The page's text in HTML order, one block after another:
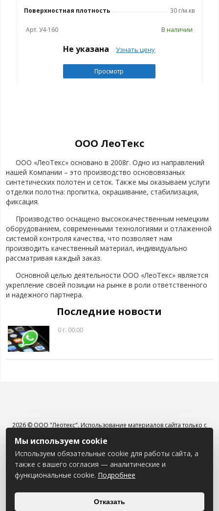
Поверхностная плотность 30 г/м.кв
Арт. У4-160 В наличии
Не указана Узнать цену
Просмотр
ООО ЛеоТекс
ООО «ЛеоТекс» основано в 2008г. Одно из направлений
нашей Компании – это производство основовязаных
синтетических полотен и сеток. Также мы оказываем услуги
отделки полотна: пропитка, окрашивание, стабилизация,
фиксация.
Производство оснащено высококачественным немецким
оборудованием, современными технологиями и отлаженной
системой контроля качества, что позволяет нам
производить качественный материал, индивидуально
рассматривая каждый заказ.
Основной целью деятельности ООО «ЛеоТекс» является
укрепление своей позиции на рынке в роли ответственного
и надежного партнера.
Последние новости
0 г. 00:00
2026 © ООО "Леотекс". Использование материалов сайта только с
УНП 790489339
Наши контакты
+375 29 689 53 52
Пн-Пт: 8.30 - 17.00
Мы в соцсетях
Мы используем cookie
Используем обязательные cookie для работы сайта, а
также с вашего согласия — аналитические и
функциональные cookie. Подробнее
Отказать